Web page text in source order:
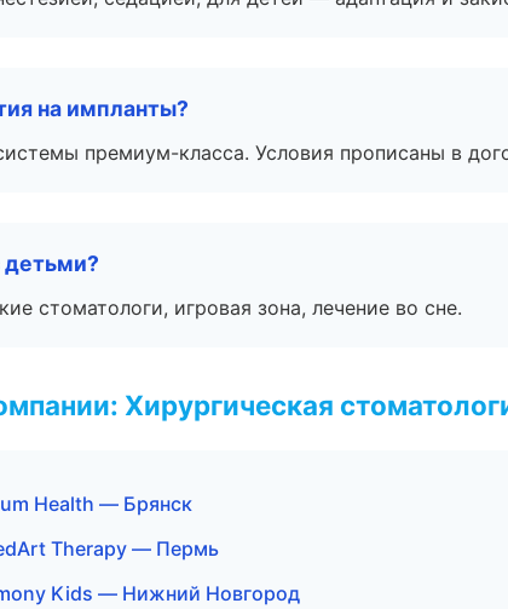
на импланты?
премиум-класса. Условия прописаны в
детьми?
стоматологи, игровая зона, лечение во сне.
Хирургическая
Health — Брянск
Therapy — Пермь
Kids — Нижний Новгород